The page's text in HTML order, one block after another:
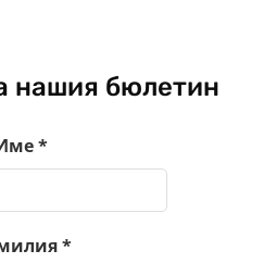
нашия бюлетин
*
*